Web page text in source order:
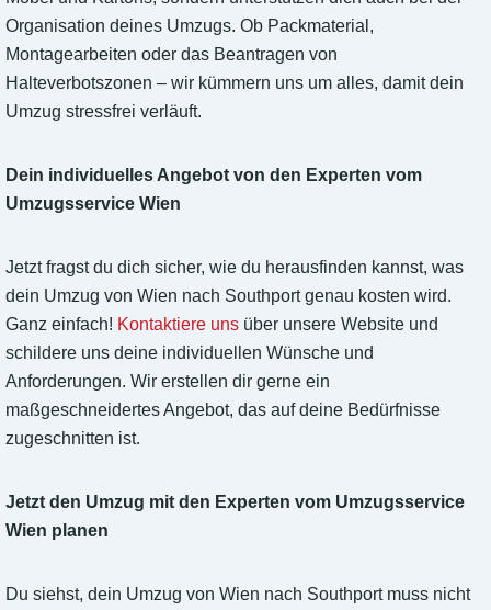
Organisation deines Umzugs. Ob Packmaterial,
Montagearbeiten oder das Beantragen von
Halteverbotszonen – wir kümmern uns um alles, damit dein
Umzug stressfrei verläuft.
Dein individuelles Angebot von den Experten vom
Umzugsservice Wien
Jetzt fragst du dich sicher, wie du herausfinden kannst, was
dein Umzug von Wien nach Southport genau kosten wird.
Ganz einfach! Kontaktiere uns über unsere Website und
schildere uns deine individuellen Wünsche und
Anforderungen. Wir erstellen dir gerne ein
maßgeschneidertes Angebot, das auf deine Bedürfnisse
zugeschnitten ist.
Jetzt den Umzug mit den Experten vom Umzugsservice
Wien planen
Du siehst, dein Umzug von Wien nach Southport muss nicht